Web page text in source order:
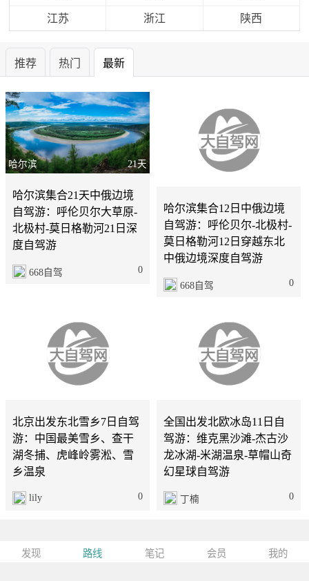
江苏 浙江 陕西
推荐 热门 最新
21天
哈尔滨
哈尔滨集合21天中俄边境
自驾游：呼伦贝尔大草原-
北极村-莫日格勒河21日深
度自驾游
668自驾 0
哈尔滨集合12日中俄边境
自驾游：呼伦贝尔-北极村-
莫日格勒河12日穿越东北
中俄边境深度自驾游
668自驾 0
北京出发东北雪乡7日自驾
游：中国最美雪乡、查干
湖冬捕、虎峰岭雾淞、雪
乡温泉
lily 0
全国出发北欧冰岛11日自
驾游：维克黑沙滩-杰古沙
龙冰湖-米湖温泉-草帽山奇
幻星球自驾游
丁楠 0
发现 路线 笔记 会员 我的